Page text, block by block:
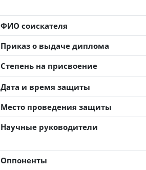
ФИО соискателя
Приказ о выдаче диплома
Степень на присвоение
Дата и время защиты
Место проведения защиты
Научные руководители
Оппоненты